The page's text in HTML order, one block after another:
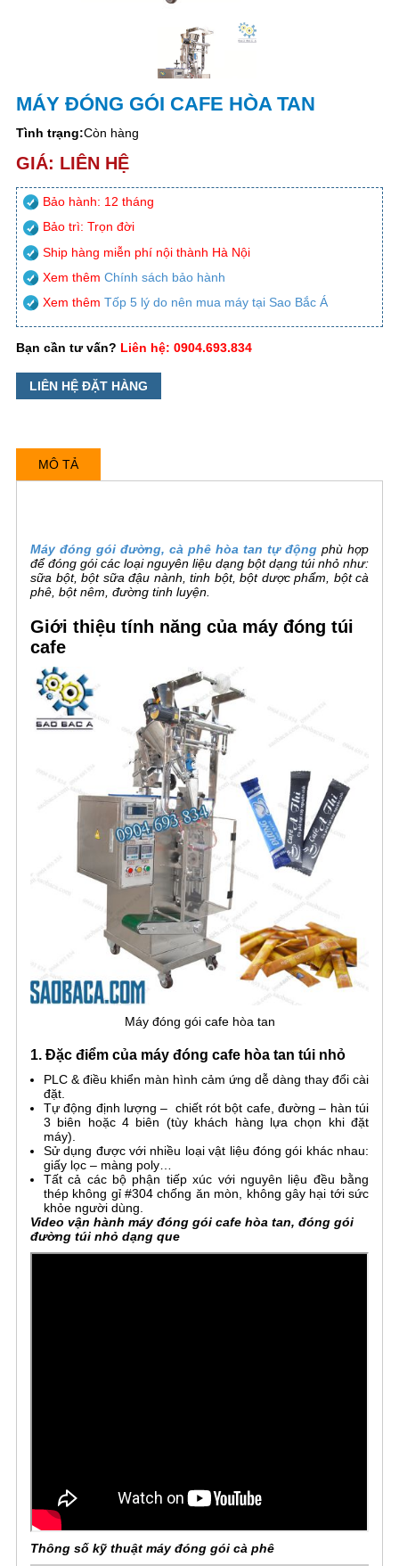
MÁY ĐÓNG GÓI CAFE HÒA TAN
Tình trạng:Còn hàng
GIÁ: LIÊN HỆ
Bảo hành: 12 tháng
Bảo trì: Trọn đời
Ship hàng miễn phí nội thành Hà Nội
Xem thêm Chính sách bảo hành
Xem thêm Tốp 5 lý do nên mua máy tại Sao Bắc Á
Bạn cần tư vấn? Liên hệ: 0904.693.834
LIÊN HỆ ĐẶT HÀNG
MÔ TẢ
Máy đóng gói đường, cà phê hòa tan tự động phù hợp
để đóng gói các loại nguyên liệu dạng bột dạng túi nhỏ như:
sữa bột, bột sữa đậu nành, tinh bột, bột dược phẩm, bột cà
phê, bột nêm, đường tinh luyện.
Giới thiệu tính năng của máy đóng túi
cafe
Máy đóng gói cafe hòa tan
1. Đặc điểm của máy đóng cafe hòa tan túi nhỏ
PLC & điều khiển màn hình cảm ứng dễ dàng thay đổi cài
đặt.
Tự động định lượng – chiết rót bột cafe, đường – hàn túi
3 biên hoặc 4 biên (tùy khách hàng lựa chọn khi đặt
máy).
Sử dụng được với nhiều loại vật liệu đóng gói khác nhau:
giấy lọc – màng poly…
Tất cả các bộ phận tiếp xúc với nguyên liệu đều bằng
thép không gỉ #304 chống ăn mòn, không gây hại tới sức
khỏe người dùng.
Video vận hành máy đóng gói cafe hòa tan, đóng gói
đường túi nhỏ dạng que
Thông số kỹ thuật máy đóng gói cà phê